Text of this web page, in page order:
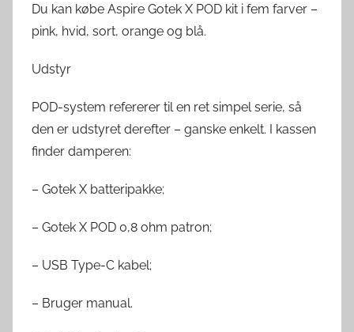
Du kan købe Aspire Gotek X POD kit i fem farver –
pink, hvid, sort, orange og blå.
Udstyr
POD-system refererer til en ret simpel serie, så
den er udstyret derefter – ganske enkelt. I kassen
finder damperen:
– Gotek X batteripakke;
– Gotek X POD 0,8 ohm patron;
– USB Type-C kabel;
– Bruger manual.